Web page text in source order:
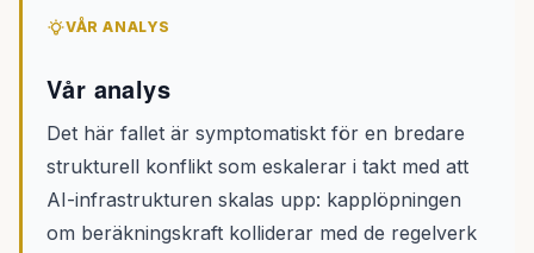
VÅR ANALYS
Vår analys
Det här fallet är symptomatiskt för en bredare
strukturell konflikt som eskalerar i takt med att
AI-infrastrukturen skalas upp: kapplöpningen
om beräkningskraft kolliderar med de regelverk